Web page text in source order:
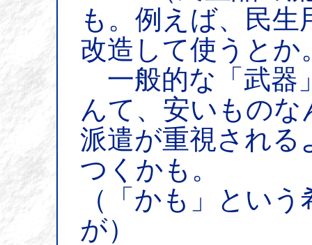
も。例えば、民
改造して使うとか
一般的な「武器
んて、安いもの
派遣が重視される
つくかも。
（「かも」とい
が）